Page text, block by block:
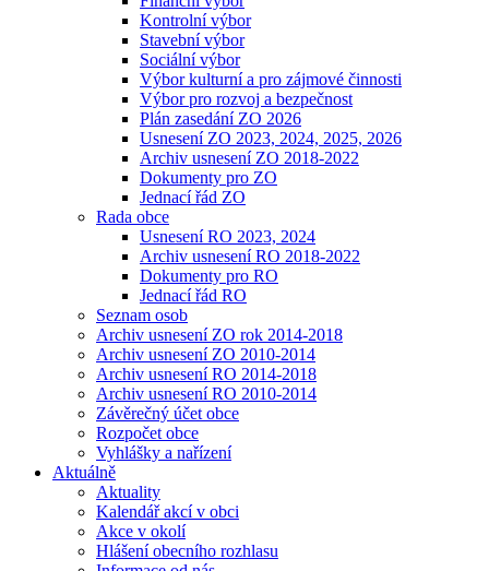
Kontrolní výbor
Stavební výbor
Sociální výbor
Výbor kulturní a pro zájmové činnosti
Výbor pro rozvoj a bezpečnost
Plán zasedání ZO 2026
Usnesení ZO 2023, 2024, 2025, 2026
Archiv usnesení ZO 2018-2022
Dokumenty pro ZO
Jednací řád ZO
Rada obce
Usnesení RO 2023, 2024
Archiv usnesení RO 2018-2022
Dokumenty pro RO
Jednací řád RO
Seznam osob
Archiv usnesení ZO rok 2014-2018
Archiv usnesení ZO 2010-2014
Archiv usnesení RO 2014-2018
Archiv usnesení RO 2010-2014
Závěrečný účet obce
Rozpočet obce
Vyhlášky a nařízení
Aktuálně
Aktuality
Kalendář akcí v obci
Akce v okolí
Hlášení obecního rozhlasu